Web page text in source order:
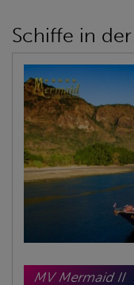
Schiffe in
MV Mermaid II